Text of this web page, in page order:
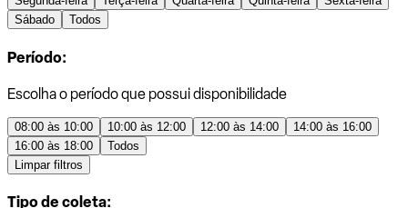
Sábado
Todos
Período:
Escolha o período que possui disponibilidade
08:00 às 10:00 10:00 às 12:00 12:00 às 14:00
14:00 às 16:00
16:00 às 18:00
Todos
Limpar filtros
Tipo de coleta: